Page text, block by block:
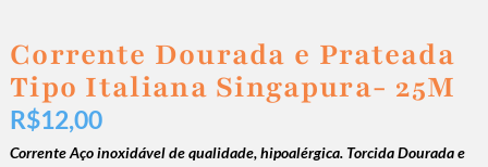
Corrente Dourada e Prateada
Tipo Italiana Singapura- 25M
R$12,00
Corrente Aço inoxidável de qualidade, hipoalérgica. Torcida Dourada e